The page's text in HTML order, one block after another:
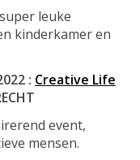
leuke
kinderkamer en
: Creative Life
event,
mensen.